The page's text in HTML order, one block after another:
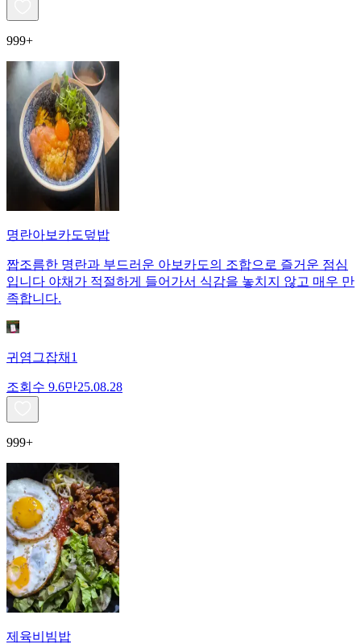
999+
명란아보카도덮밥
짭조름한 명란과 부드러운 아보카도의 조합으로 즐거운 점심
입니다 야채가 적절하게 들어가서 식감을 놓치지 않고 매우 만
족합니다.
귀염그잡채1
조회수 9.6만25.08.28
999+
제육비빔밥